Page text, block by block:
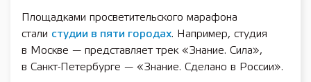
Площадками просветительского марафона
стали студии в пяти городах. Например, студия
в Москве — представляет трек «Знание. Сила»,
в Санкт-Петербурге — «Знание. Сделано в России».